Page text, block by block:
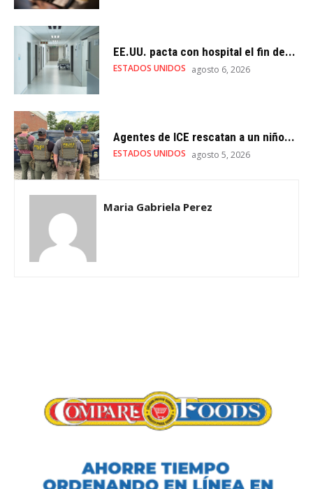
EE.UU. pacta con hospital el fin de...
ESTADOS UNIDOS agosto 6, 2026
Agentes de ICE rescatan a un niño...
ESTADOS UNIDOS agosto 5, 2026
Maria Gabriela Perez